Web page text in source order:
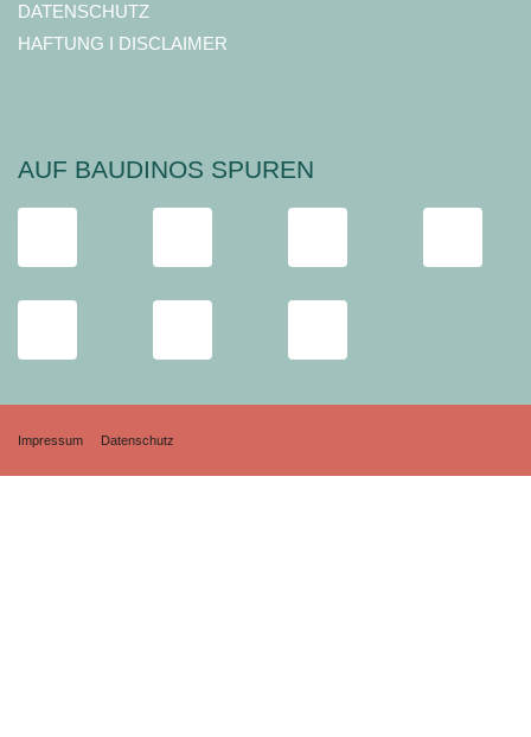
DATENSCHUTZ
HAFTUNG I DISCLAIMER
AUF BAUDINOS SPUREN
Impressum Datenschutz